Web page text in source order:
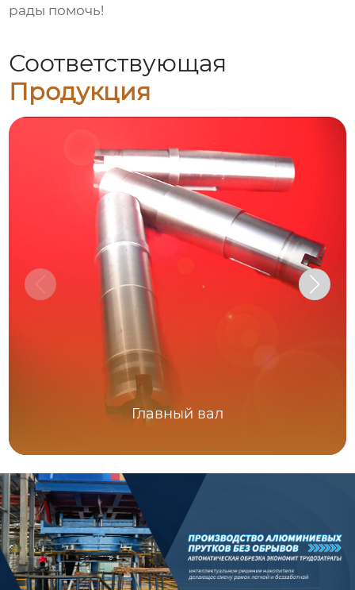
рады помочь!
Соответствующая
Продукция
Главный вал